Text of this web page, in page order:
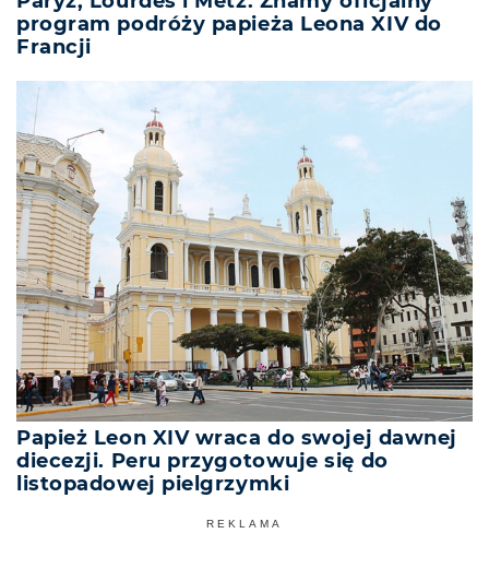
program podróży papieża Leona XIV do
Francji
Papież Leon XIV wraca do swojej dawnej
diecezji. Peru przygotowuje się do
listopadowej pielgrzymki
REKLAMA